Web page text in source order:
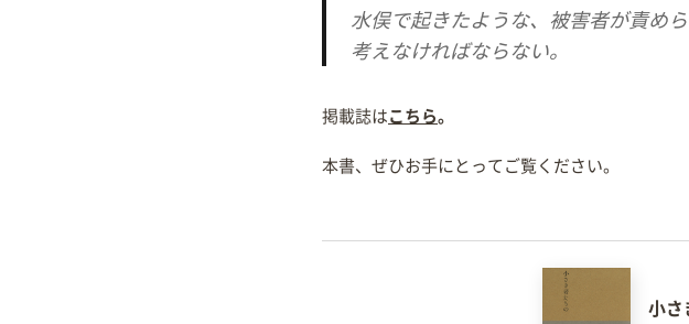
水俣で起きたような、被害者が責め
考えなければならない。
掲載誌は こちら。
本書、ぜひお手にとってご覧ください。
小さ